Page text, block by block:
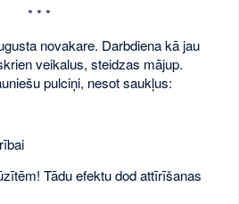
* * *
novakare. Darbdiena kā jau
veikalus, steidzas mājup.
pulciņi, nesot saukļus:
Tādu efektu dod attīrīšanas